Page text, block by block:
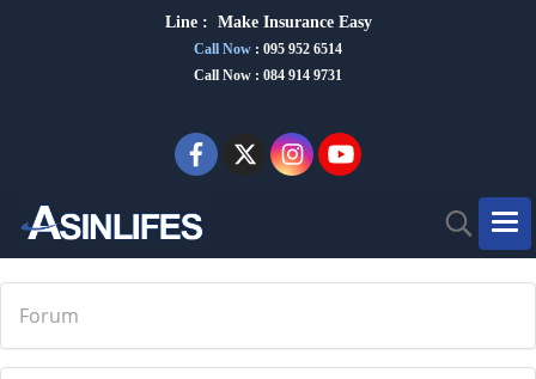
Line : Make Insurance Easy
Call Now : 095 952 6514
Call Now : 084 914 9731
Forum